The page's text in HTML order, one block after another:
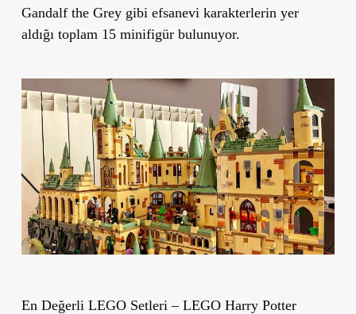
Gandalf the Grey gibi efsanevi karakterlerin yer
aldığı toplam 15 minifigür bulunuyor.
En Değerli LEGO Setleri – LEGO Harry Potter